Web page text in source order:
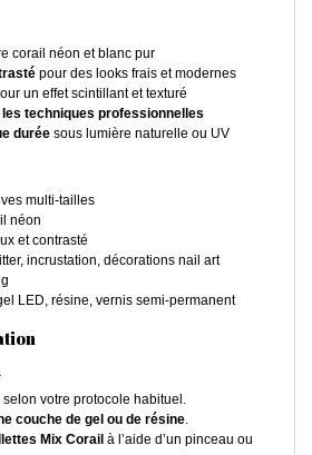
corail néon et blanc pur
pour des looks frais et modernes
un effet scintillant et texturé
techniques professionnelles
durée sous lumière naturelle ou UV
multi-tailles
néon
et contrasté
incrustation, décorations nail art
LED, résine, vernis semi-permanent
selon votre protocole habituel.
couche de gel ou de résine.
Mix Corail à l’aide d’un pinceau ou